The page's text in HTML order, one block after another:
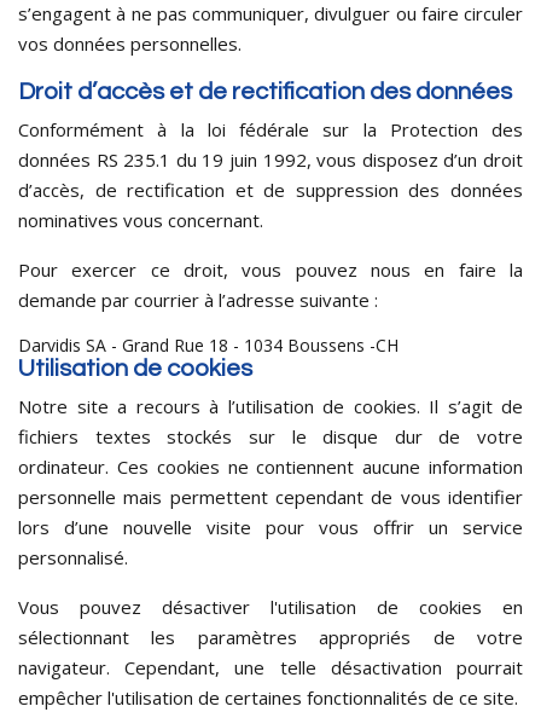
s’engagent à ne pas communiquer, divulguer ou faire circuler
vos données personnelles.
Droit d’accès et de rectification des données
Conformément à la loi fédérale sur la Protection des
données RS 235.1 du 19 juin 1992, vous disposez d’un droit
d’accès, de rectification et de suppression des données
nominatives vous concernant.
Pour exercer ce droit, vous pouvez nous en faire la
demande par courrier à l’adresse suivante :
Darvidis SA - Grand Rue 18 - 1034 Boussens -CH
Utilisation de cookies
Notre site a recours à l’utilisation de cookies. Il s’agit de
fichiers textes stockés sur le disque dur de votre
ordinateur. Ces cookies ne contiennent aucune information
personnelle mais permettent cependant de vous identifier
lors d’une nouvelle visite pour vous offrir un service
personnalisé.
Vous pouvez désactiver l'utilisation de cookies en
sélectionnant les paramètres appropriés de votre
navigateur. Cependant, une telle désactivation pourrait
empêcher l'utilisation de certaines fonctionnalités de ce site.